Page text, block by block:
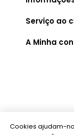
Serviço ao
A Minha
Cookies ajudam-